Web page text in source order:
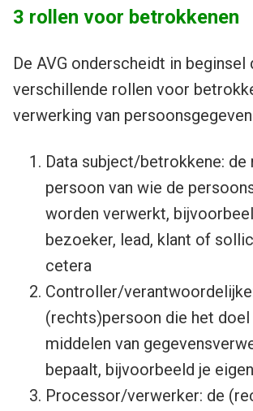
3 rollen voor betrokkenen
De AVG onderscheidt in beginsel
verschillende rollen voor
verwerking van
Data subject/betrokkene: de
persoon van wie de
worden verwerkt,
bezoeker, lead, klant of
cetera
Controller/
(rechts)persoon die het doel
middelen van
bepaalt, bijvoorbeeld je
Processor/verwerker: de